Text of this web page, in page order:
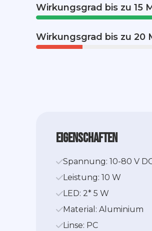
Wirkungsgrad bis zu 15
Wirkungsgrad bis zu 20
Eigenschaften
Spannung: 10-80 V
Leistung: 10 W
LED: 2* 5 W
Material: Aluminium
Linse: PC